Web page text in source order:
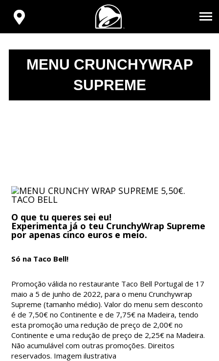
ENCONTRA
BELL
VOLVER
AL
INICIO
MENU CRUNCHYWRAP
SUPREME
O que tu queres sei eu!
Experimenta já o teu CrunchyWrap Supreme
por apenas cinco euros e meio.
Só na Taco Bell!
Promoção válida no restaurante Taco Bell Portugal de 17
maio a 5 de junho de 2022, para o menu Crunchywrap
Supreme (tamanho médio). Valor do menu sem desconto
é de 7,50€ no Continente e de 7,75€ na Madeira, tendo
esta promoção uma redução de preço de 2,00€ no
Continente e uma redução de preço de 2,25€ na Madeira.
Não acumulável com outras promoções. Direitos
reservados. Imagem ilustrativa